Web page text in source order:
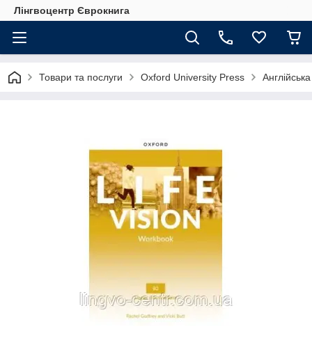
Лінгвоцентр Єврокнига
Товари та послуги Oxford University Press